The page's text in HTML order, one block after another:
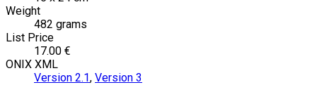
Weight
482 grams
List Price
17.00 €
ONIX XML
Version 2.1, Version 3